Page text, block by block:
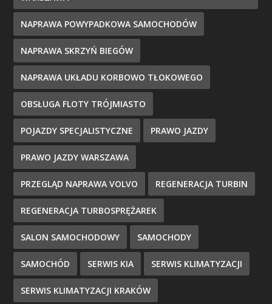
NAPRAWA POWYPADKOWA SAMOCHODÓW
NAPRAWA SKRZYŃ BIEGÓW
NAPRAWA UKŁADU KORBOWO TŁOKOWEGO
OBSŁUGA FLOTY TRÓJMIASTO
POJAZDY SPECJALISTYCZNE PRAWO JAZDY
PRAWO JAZDY WARSZAWA
PRZEGLĄD NAPRAWA VOLVO REGENERACJA TURBIN
REGENERACJA TURBOSPRĘŻAREK
SALON SAMOCHODOWY SAMOCHODY
SAMOCHÓD SERWIS KIA SERWIS KLIMATYZACJI
SERWIS KLIMATYZACJI KRAKÓW